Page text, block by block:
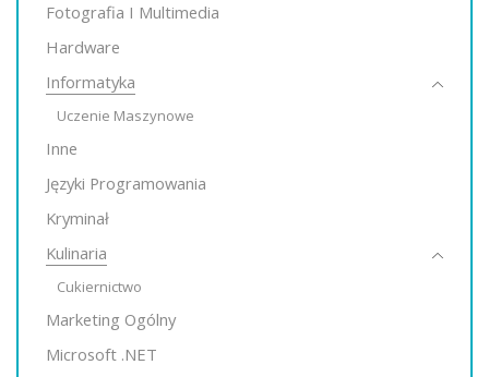
Fotografia I Multimedia
Hardware
Informatyka
Uczenie Maszynowe
Inne
Języki Programowania
Kryminał
Kulinaria
Cukiernictwo
Marketing Ogólny
Microsoft .NET